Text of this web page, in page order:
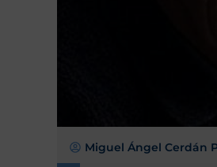
Miguel Ángel Cerdán